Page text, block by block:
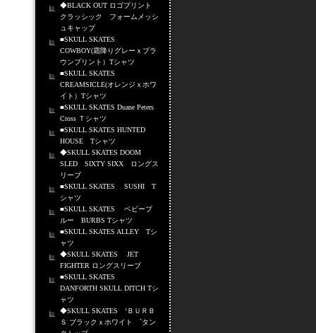
◆BLACK OUT ロゴプリント
クラッシック フォームメッシ
ュキャップ
■SKULL SKATES
COWBOY(霜降りグレーｘブラ
ウンプリント）Tシャツ
■SKULL SKATES
CREAMSICLE(オレンジｘホワ
イト）Tシャツ
■SKULL SKATES Duane Peters
Cross Ｔシャツ
■SKULL SKATES HUNTED
HOUSE Tシャツ
◆SKULL SKATES DOOM
SLED SIXTY SIXX ロングス
リーブ
■SKULL SKATES SUSHI T
シャツ
■SKULL SKATES ベビーブ
ルー BURBS Tシャツ
■SKULL SKATES ALLEY Tシ
ャツ
◆SKULL SKATES JET
FIGHTER ロングスリーブ
■SKULL SKATES
DANFORTH SKULL DITCH Tシ
ャツ
◆SKULL SKATES ‘ＢＵＲＢ
Ｓ ブラックｘホワイト `タン